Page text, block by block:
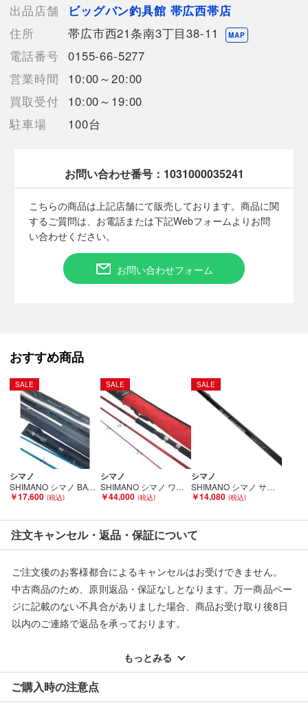
の反映が間に合わず欠品となってしまう場合がございます。
売切れの場合は、ご購入をキャンセルさせていただく場合がござ
います。】
【備考/コメント】
使用に伴うキズやヨゴレがございます。
竿袋に記載があります。
こちらの商品はお客様から買取させていただいた商品であり、
人の手を経た商品です。
■弊社（株式会社オカモト）を装った偽装サイトにご注意くださ
弊社（株式会社オカモト）の商品画像や文章を無断盗用した『偽
装サイト』を確認しておりますが、
当店とは一切関係がございませんのでご注意ください。
出品店舗
ビッグバン釣具館 帯広西帯店
住所
帯広市西21条南3丁目38-11 MAP
電話番号 0155-66-5277
営業時間
10:00～20:00
買取受付
10:00～19:00
駐車場
100台
お問い合わせ番号： 1031000035241
こちらの商品は上記店舗にて販売しております。商品に関
するご質問は、お電話または下記Webフォームよりお問
い合わせください。
お問い合わせフォーム
おすすめ商品
SALE
シマノ
SHIMANO シマノ BAY GAME カレイクワセ 165+B18 カレイ小突 145+B18 23342 23346 グリップセット Bランク
￥17,600
SALE
シマノ
SHIMANO シマノ ワールドシャウラBG21203R-3 21203R-3 Bランク
￥44,000
SALE
シマノ
SHIMANO シマノ サーフチェイサー 425EX-T 249159 本体のみ Cランク
￥14,080
注文キャンセル・返品・保証について
ご注文後のお客様都合によるキャンセルはお受けできません。
中古商品のため、原則返品・保証なしとなります。万一商品ペー
ジに記載のない不具合がありました場合、商品お受け取り後8日
以内のご連絡で返品を承っております。
配送料ともに当社負担で対応いたします。
※オンラインストアで購入頂いた商品は、店頭での返品はお受け
できません。また、商品の修理及び交換に関しては承ることがで
もっとみる
ご購入時の注意点